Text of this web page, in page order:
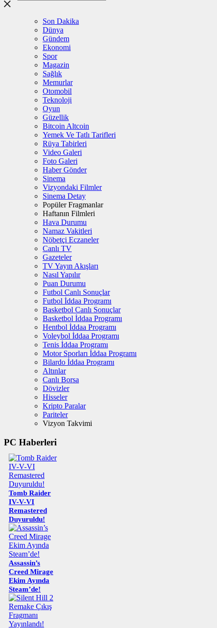
Son Dakika
Dünya
Gündem
Ekonomi
Spor
Magazin
Sağlık
Memurlar
Otomobil
Teknoloji
Oyun
Güzellik
Bitcoin Altcoin
Yemek Ve Tatlı Tarifleri
Rüya Tabirleri
Video Galeri
Foto Galeri
Haber Gönder
Sinema
Vizyondaki Filmler
Sinema Detay
Popüler Fragmanlar
Haftanın Filmleri
Hava Durumu
Namaz Vakitleri
Nöbetçi Eczaneler
Canlı TV
Gazeteler
TV Yayın Akışları
Nasıl Yapılır
Puan Durumu
Futbol Canlı Sonuçlar
Futbol İddaa Programı
Basketbol Canlı Sonuçlar
Basketbol İddaa Programı
Hentbol İddaa Programı
Voleybol İddaa Programı
Tenis İddaa Programı
Motor Sporları İddaa Programı
Bilardo İddaa Programı
Altınlar
Canlı Borsa
Dövizler
Hisseler
Kripto Paralar
Pariteler
Vizyon Takvimi
PC Haberleri
Tomb Raider
IV-V-VI
Remastered
Duyuruldu!
Assassin’s
Creed Mirage
Ekim Ayında
Steam’de!